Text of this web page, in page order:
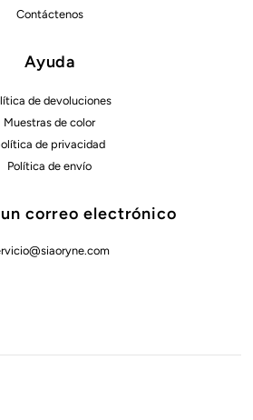
Contáctenos
Ayuda
de devoluciones
Muestras de color
de privacidad
Política de envío
correo electrónico